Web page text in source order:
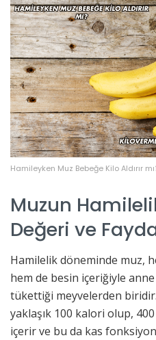
Hamileyken Muz Bebeğe Kilo Aldırır
Muzun
Değeri ve
Hamilelik döneminde muz,
hem de besin içeriğiyle anne
tükettiği meyvelerden
yaklaşık 100 kalori olup,
içerir ve bu da kas